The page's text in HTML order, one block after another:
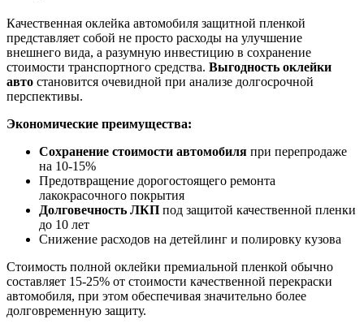
Качественная оклейка автомобиля защитной пленкой
представляет собой не просто расходы на улучшение
внешнего вида, а разумную инвестицию в сохранение
стоимости транспортного средства. Выгодность оклейки
авто становится очевидной при анализе долгосрочной
перспективы.
Экономические преимущества:
Сохранение стоимости автомобиля при перепродаже
на 10-15%
Предотвращение дорогостоящего ремонта
лакокрасочного покрытия
Долговечность ЛКП под защитой качественной пленки
до 10 лет
Снижение расходов на детейлинг и полировку кузова
Стоимость полной оклейки премиальной пленкой обычно
составляет 15-25% от стоимости качественной перекраски
автомобиля, при этом обеспечивая значительно более
долговременную защиту.